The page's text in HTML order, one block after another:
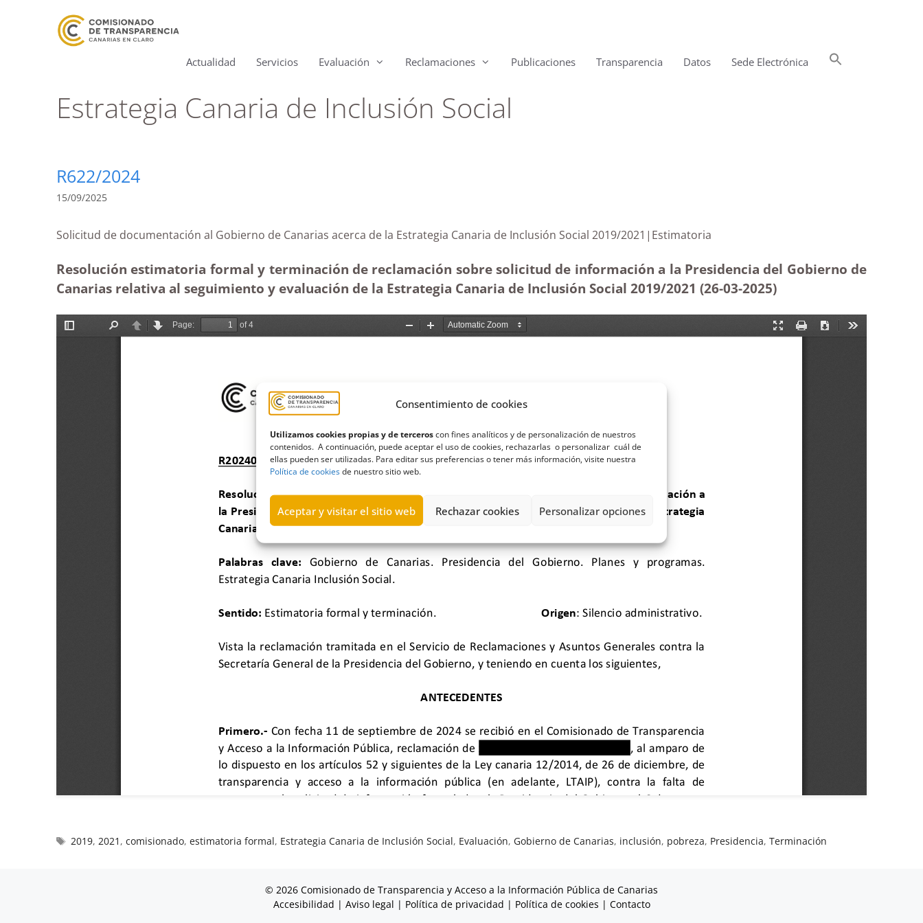
Consentimiento de cookies
Utilizamos cookies propias y de terceroscon fines analíticos y de personalización de nuestros
contenidos. A continuación, puede aceptar el uso de cookies, rechazarlas o personalizar cuál de
ellas pueden ser utilizadas. Para editar sus preferencias o tener más información, visite nuestra
Política de cookiesde nuestro sitio web.
Aceptar y visitar el sitio web Rechazar cookies Personalizar opciones
Actualidad Servicios Evaluación Reclamaciones Publicaciones Transparencia Datos Sede Electrónica
Estrategia Canaria de Inclusión Social
R622/2024
15/09/2025
Solicitud de documentación al Gobierno de Canarias acerca de la Estrategia Canaria de Inclusión Social 2019/2021|Estimatoria
Resolución estimatoria formal y terminación de reclamación sobre solicitud de información a la Presidencia del Gobierno de
Canarias relativa al seguimiento y evaluación de la Estrategia Canaria de Inclusión Social 2019/2021 (26-03-2025)
2019,2021 ,comisionado,estimatoria formal, Estrategia Canaria de Inclusión Social, Evaluación, Gobierno de Canarias, inclusión, pobreza, Presidencia,Terminación
© 2026 Comisionado de Transparencia y Acceso a la Información Pública de Canarias
Accesibilidad | Aviso legal | Política de privacidad | Política de cookies | Contacto